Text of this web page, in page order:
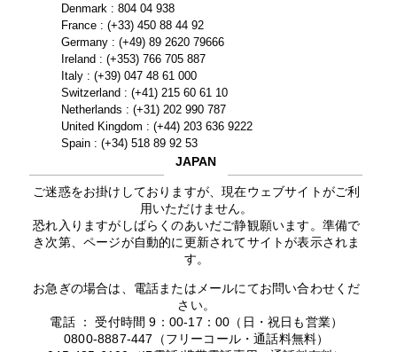
Denmark : 804 04 938
France : (+33) 450 88 44 92
Germany : (+49) 89 2620 79666
Ireland : (+353) 766 705 887
Italy : (+39) 047 48 61 000
Switzerland : (+41) 215 60 61 10
Netherlands : (+31) 202 990 787
United Kingdom : (+44) 203 636 9222
Spain : (+34) 518 89 92 53
JAPAN
ご迷惑をお掛けしておりますが、現在ウェブサイトがご利
用いただけません。
恐れ入りますがしばらくのあいだご静観願います。準備で
き次第、ページが自動的に更新されてサイトが表示されま
す。
お急ぎの場合は、電話またはメールにてお問い合わせくだ
さい。
電話 ： 受付時間 9：00-17：00（日・祝日も営業）
0800-8887-447（フリーコール・通話料無料）